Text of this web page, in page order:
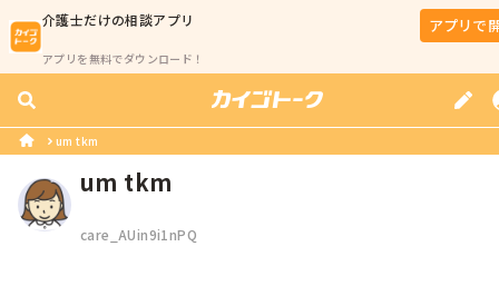
介護士だけの相談アプリ
アプリを無料でダウンロード！
アプリで
um tkm
um tkm
care_AUin9i1nPQ